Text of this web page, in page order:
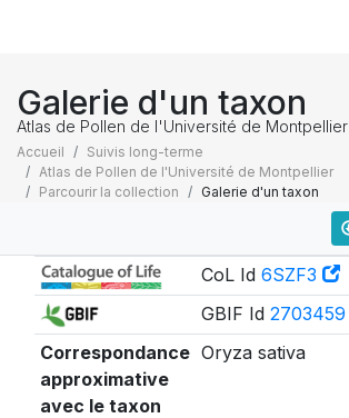
Galerie d'un taxon
Atlas de Pollen de l'Université de Montpellier
Accueil
Suivis long-terme
Atlas de Pollen de l'Université de Montpellier
Parcourir la collection
Galerie d'un taxon
CoL Id 6SZF3
GBIF Id 2703459
Correspondance
approximative
avec le taxon
Oryza sativa